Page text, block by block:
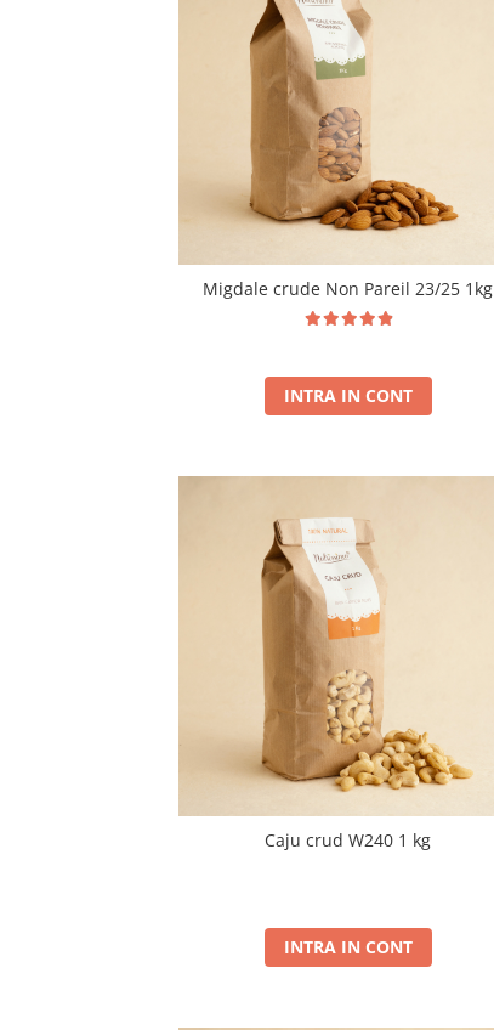
Migdale crude Non Pareil 23/25 1kg
INTRA IN CONT
Caju crud W240 1 kg
INTRA IN CONT